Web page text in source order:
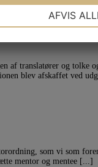
translatører og tolke
blev afskaffet ved
som vi som
mentor og mentee [...]
AFVIS